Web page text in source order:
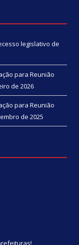
legislativo de
para Reunião
de 2026
para Reunião
de 2025